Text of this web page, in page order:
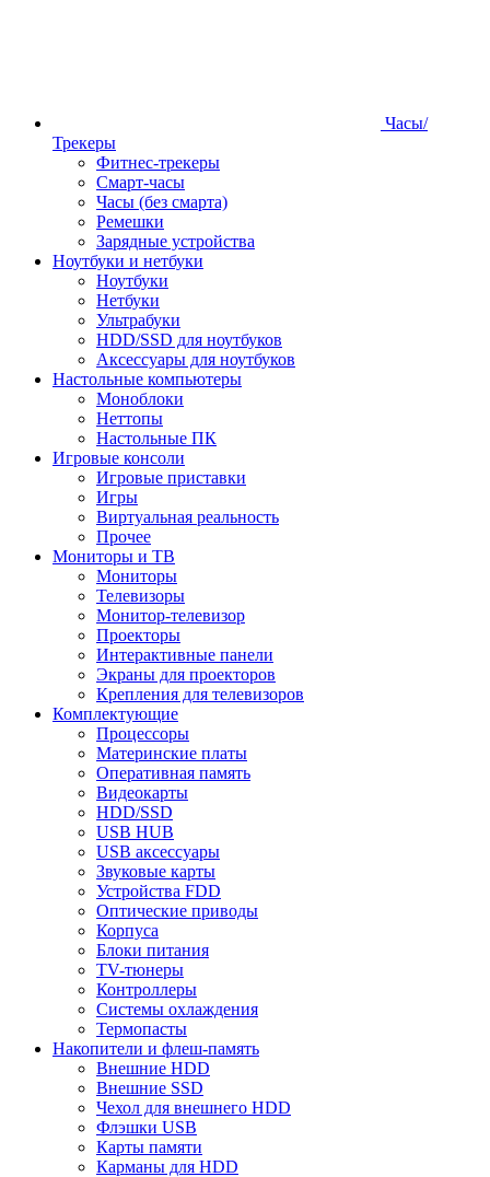
Часы/
Трекеры
Фитнес-трекеры
Смарт-часы
Часы (без смарта)
Ремешки
Зарядные устройства
Ноутбуки и нетбуки
Ноутбуки
Нетбуки
Ультрабуки
HDD/SSD для ноутбуков
Аксессуары для ноутбуков
Настольные компьютеры
Моноблоки
Неттопы
Настольные ПК
Игровые консоли
Игровые приставки
Игры
Виртуальная реальность
Прочее
Мониторы и ТВ
Мониторы
Телевизоры
Монитор-телевизор
Проекторы
Интерактивные панели
Экраны для проекторов
Крепления для телевизоров
Комплектующие
Процессоры
Материнские платы
Оперативная память
Видеокарты
HDD/SSD
USB HUB
USB аксессуары
Звуковые карты
Устройства FDD
Оптические приводы
Корпуса
Блоки питания
TV-тюнеры
Контроллеры
Системы охлаждения
Термопасты
Накопители и флеш-память
Внешние HDD
Внешние SSD
Чехол для внешнего HDD
Флэшки USB
Карты памяти
Карманы для HDD